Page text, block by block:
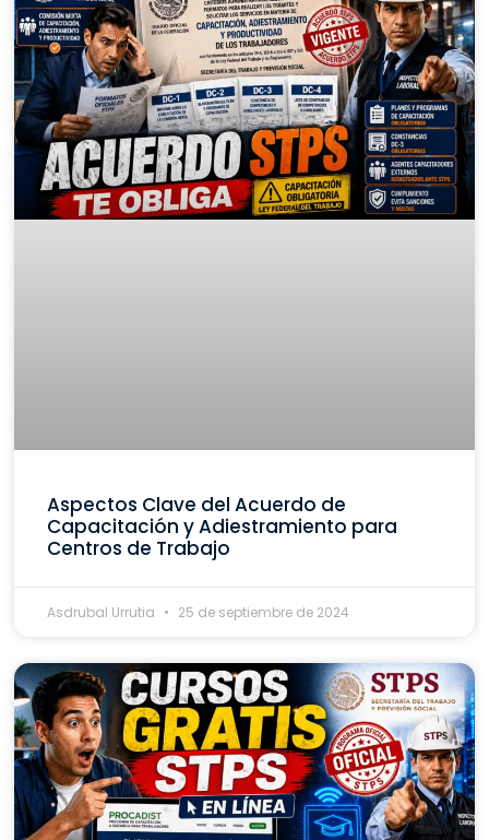
Aspectos Clave del Acuerdo de
Capacitación y Adiestramiento para
Centros de Trabajo
Asdrubal Urrutia 25 de septiembre de 2024